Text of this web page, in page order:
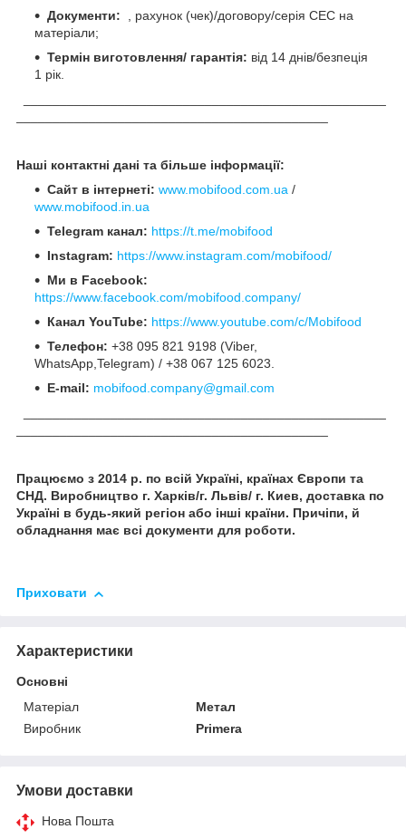
Документи: , рахунок (чек)/договору/серія СЕС на
матеріали;
Термін виготовлення/ гарантія: від 14 днів/безпеція
1 рік.
Наші контактні дані та більше інформації:
Сайт в інтернеті: www.mobifood.com.ua /
www.mobifood.in.ua
Telegram канал: https://t.me/mobifood
Instagram: https://www.instagram.com/mobifood/
Ми в Facebook:
https://www.facebook.com/mobifood.company/
Канал YouTube: https://www.youtube.com/c/Mobifood
Телефон: +38 095 821 9198 (Viber,
WhatsApp,Telegram) / +38 067 125 6023.
E-mail: mobifood.company@gmail.com
Працюємо з 2014 р. по всій Україні, країнах Європи та
СНД. Виробництво г. Харків/г. Львів/ г. Киев, доставка по
Україні в будь-який регіон або інші країни. Причіпи, й
обладнання має всі документи для роботи.
Приховати
Характеристики
Основні
Матеріал
Метал
Виробник
Primera
Умови доставки
Нова Пошта